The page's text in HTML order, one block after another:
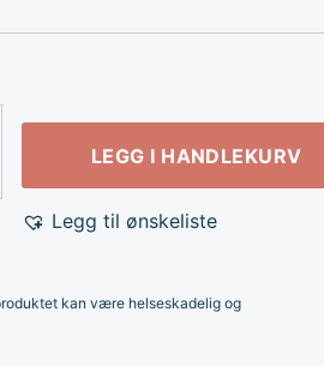
LEGG I HANDLEKURV
Legg til ønskeliste
kan være helseskadelig og